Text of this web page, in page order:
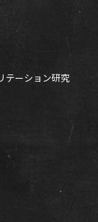
テーション研究